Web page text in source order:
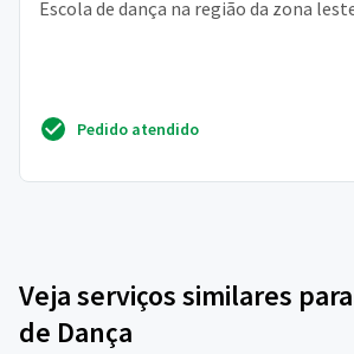
Escola de dança na região da zona
Pedido atendido
Veja serviços similares
de Dança